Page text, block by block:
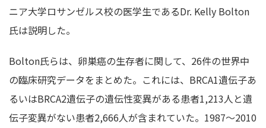
ニア大学ロサンゼルス校の医学生であるDr. Kelly Bolton
氏は説明した。
Bolton氏らは、卵巣癌の生存者に関して、26件の世界中
の臨床研究データをまとめた。これには、BRCA1遺伝子あ
るいはBRCA2遺伝子の遺伝性変異がある患者1,213人と遺
伝子変異がない患者2,666人が含まれていた。1987～2010